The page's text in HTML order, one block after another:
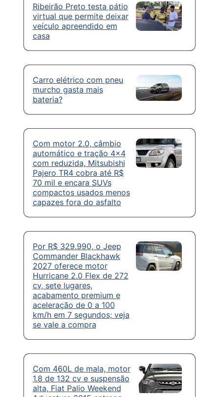
Ribeirão Preto testa pátio
virtual que permite deixar
veículo apreendido em
casa
Carro elétrico com pneu
murcho gasta mais
bateria?
Com motor 2.0, câmbio
automático e tração 4×4
com reduzida, Mitsubishi
Pajero TR4 cobra até R$
70 mil e encara SUVs
compactos usados menos
capazes fora do asfalto
Por R$ 329.990, o Jeep
Commander Blackhawk
2027 oferece motor
Hurricane 2.0 Flex de 272
cv, sete lugares,
acabamento premium e
aceleração de 0 a 100
km/h em 7 segundos; veja
se vale a compra
Com 460L de mala, motor
1.8 de 132 cv e suspensão
alta, Fiat Palio Weekend